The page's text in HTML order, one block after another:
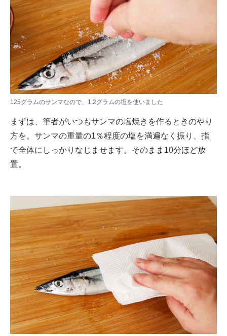
125グラムのサンマなので、1.2グラムの塩を使いました
まずは、筆者がいつもサンマの塩焼きを作るときのやり
方を。サンマの重量の1％程度の塩を満遍なく振り、指
で全体にしっかりなじませます。そのまま10分ほど放
置。